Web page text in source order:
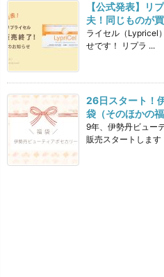
【公式発表】リ
夫！同じものが
ライセル（Lypricel
せです！ リプラ ...
26日スタート！
袋（そのほかの
9年、伊勢丹ビュー
販売スタートします